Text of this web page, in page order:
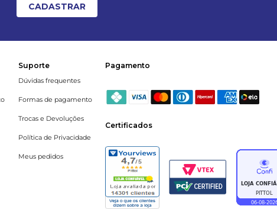
CADASTRAR
Suporte
Dúvidas frequentes
Formas de pagamento
Trocas e Devoluções
Política de Privacidade
Meus pedidos
Pagamento
Certificados